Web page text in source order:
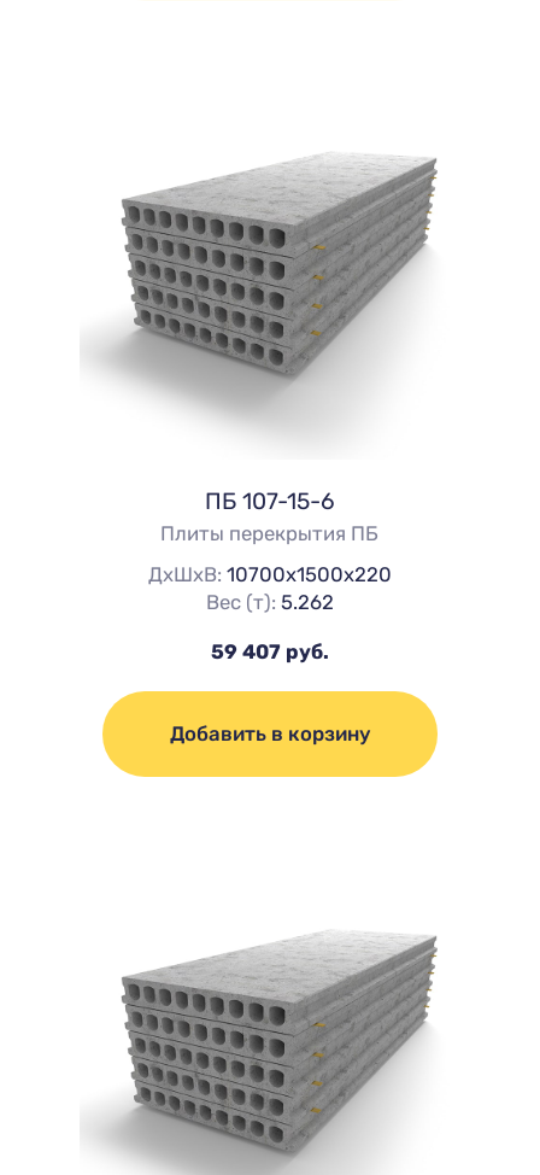
ПБ 107-15-6
Плиты перекрытия ПБ
ДхШхВ: 10700х1500х220
Вес (т): 5.262
59 407 руб.
Добавить в корзину